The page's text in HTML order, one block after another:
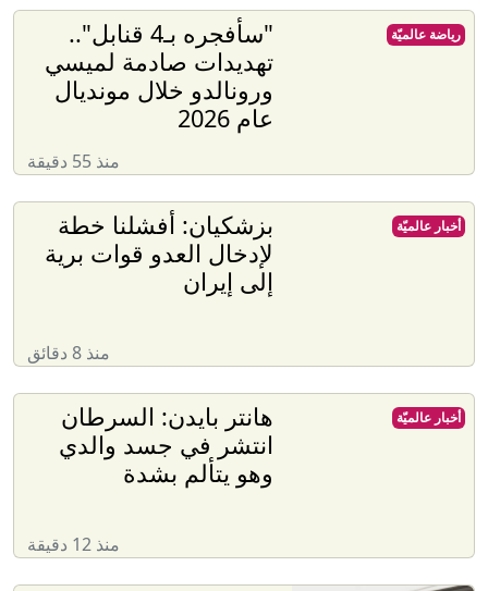
"سأفجره بـ4 قنابل"..
تهديدات صادمة لميسي
ورونالدو خلال مونديال
عام 2026
منذ 55 دقيقة
رياضة عالميّة
بزشكيان: أفشلنا خطة
لإدخال العدو قوات برية
إلى إيران
منذ 8 دقائق
أخبار عالميّة
هانتر بايدن: السرطان
انتشر في جسد والدي
وهو يتألم بشدة
منذ 12 دقيقة
أخبار عالميّة